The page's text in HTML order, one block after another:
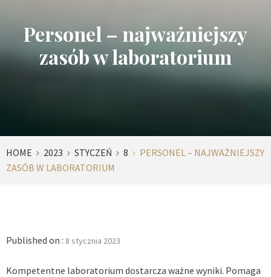
Personel – najważniejszy
zasób w laboratorium
HOME 2023 STYCZEŃ 8
PERSONEL – NAJWAŻNIEJSZY
ZASÓB W LABORATORIUM
Published on : 8 stycznia 2023
Kompetentne laboratorium dostarcza ważne wyniki. Pomaga